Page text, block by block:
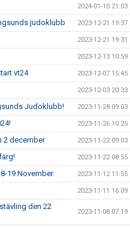
2024-01-10 21:03
judoklubb 2023-12-21 19:37
2023-12-21 19:31
2023-12-13 10:59
vt24 2023-12-07 15:45
2023-12-03 20:33
Judoklubb! 2023-11-28 09:03
2023-11-26 10:25
2 december 2023-11-22 09:03
2023-11-22 08:55
19 November 2023-11-12 11:55
2023-11-11 16:09
den 22
2023-11-08 07:19